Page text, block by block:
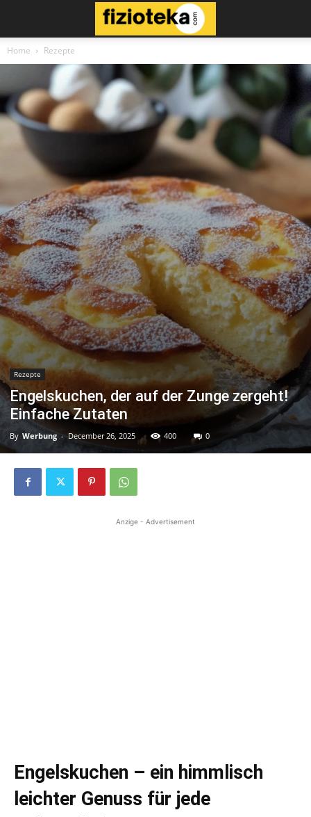
Home Rezepte
Rezepte
Engelskuchen, der auf der Zunge zergeht!
Einfache Zutaten
By Werbung - December 26, 2025 400 0
Anzige - Advertisement
Engelskuchen – ein himmlisch
leichter Genuss für jede